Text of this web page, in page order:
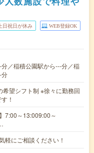
日祝日が休み WEB登録OK
／稲積公園駅から---分／稲
分
望シフト制 ※徐々に勤務回
！
7:00～13:009:00～
にご相談ください！